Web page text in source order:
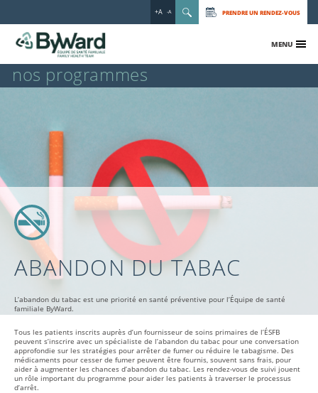
+A -A PRENDRE UN RENDEZ-VOUS
MENU
nos programmes
ABANDON DU TABAC
L’abandon du tabac est une priorité en santé préventive pour l’Équipe de santé
familiale ByWard.
Tous les patients inscrits auprès d’un fournisseur de soins primaires de l’ÉSFB
peuvent s’inscrire avec un spécialiste de l’abandon du tabac pour une conversation
approfondie sur les stratégies pour arrêter de fumer ou réduire le tabagisme. Des
médicaments pour cesser de fumer peuvent être fournis, souvent sans frais, pour
aider à augmenter les chances d’abandon du tabac. Les rendez-vous de suivi jouent
un rôle important du programme pour aider les patients à traverser le processus
d’arrêt.